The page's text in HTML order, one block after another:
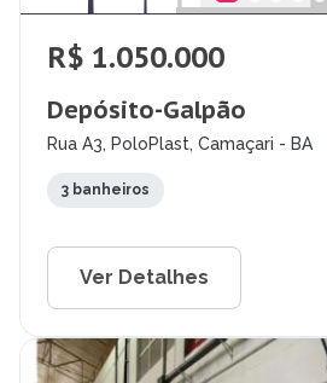
R$ 1.050.000
Depósito-Galpão
Rua A3, PoloPlast, Camaçari - BA
3 banheiros
Ver Detalhes